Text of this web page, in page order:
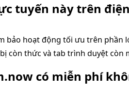
tuyến này trên
bảo hoạt động tối ưu trên phần
còn thức và tab trình duyệt còn
có miễn phí